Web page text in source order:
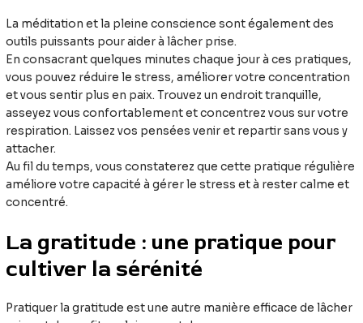
La méditation et la pleine conscience sont également des
outils puissants pour aider à lâcher prise.
En consacrant quelques minutes chaque jour à ces pratiques,
vous pouvez réduire le stress, améliorer votre concentration
et vous sentir plus en paix. Trouvez un endroit tranquille,
asseyez vous confortablement et concentrez vous sur votre
respiration. Laissez vos pensées venir et repartir sans vous y
attacher.
Au fil du temps, vous constaterez que cette pratique régulière
améliore votre capacité à gérer le stress et à rester calme et
concentré.
La gratitude : une pratique pour
cultiver la sérénité
Pratiquer la gratitude est une autre manière efficace de lâcher